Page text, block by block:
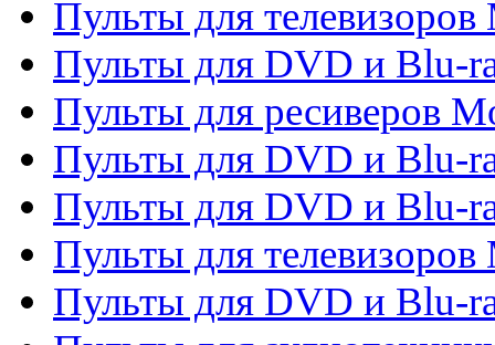
Пульты для
Пульты для DVD и Blu-
Пульты для ресиверов
Пульты для DVD и Blu-
Пульты для DVD и Blu-
Пульты для телевизоров
Пульты для DVD и Blu-